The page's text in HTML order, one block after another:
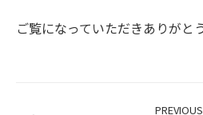
ご覧になっていただきありがと
PREVIOUS